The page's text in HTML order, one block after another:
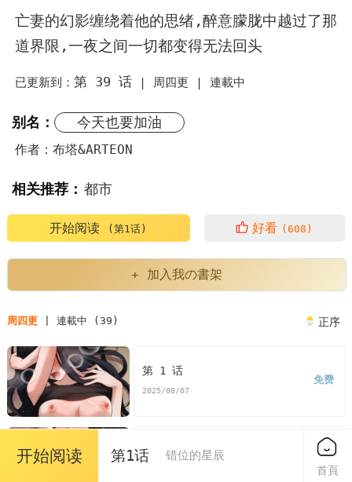
亡妻的幻影缠绕着他的思绪,醉意朦胧中越过了那
道界限,一夜之间一切都变得无法回头
已更新到： 第 39 话| 周四更 | 連載中
别名： 今天也要加油
作者：布塔&ARTEON
相关推荐： 都市
开始阅读 (第1话) 好看 (608)
+ 加入我の書架
周四更| 連載中 (39) 正序
第 1 话
2025/08/07
免费
第 2 话
开始阅读 第1话 错位的星辰
首頁